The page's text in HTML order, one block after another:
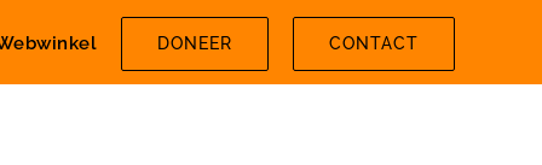
DONEER CONTACT